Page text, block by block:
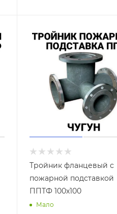
Тройник фланцевый с
пожарной подставкой
ППТФ 100х100
Мало